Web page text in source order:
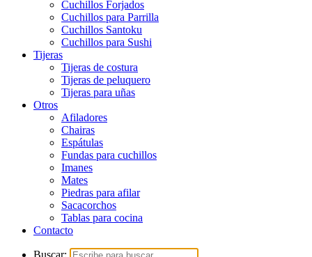
Cuchillos Forjados
Cuchillos para Parrilla
Cuchillos Santoku
Cuchillos para Sushi
Tijeras
Tijeras de costura
Tijeras de peluquero
Tijeras para uñas
Otros
Afiladores
Chairas
Espátulas
Fundas para cuchillos
Imanes
Mates
Piedras para afilar
Sacacorchos
Tablas para cocina
Contacto
Buscar: